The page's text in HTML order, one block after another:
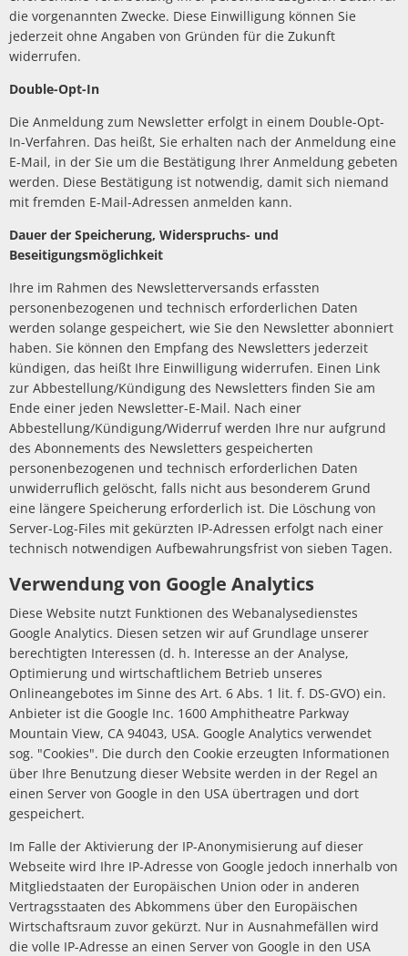
die vorgenannten Zwecke. Diese Einwilligung können Sie
jederzeit ohne Angaben von Gründen für die Zukunft
widerrufen.
Double-Opt-In
Die Anmeldung zum Newsletter erfolgt in einem Double-Opt-
In-Verfahren. Das heißt, Sie erhalten nach der Anmeldung eine
E-Mail, in der Sie um die Bestätigung Ihrer Anmeldung gebeten
werden. Diese Bestätigung ist notwendig, damit sich niemand
mit fremden E-Mail-Adressen anmelden kann.
Dauer der Speicherung, Widerspruchs- und
Beseitigungsmöglichkeit
Ihre im Rahmen des Newsletterversands erfassten
personenbezogenen und technisch erforderlichen Daten
werden solange gespeichert, wie Sie den Newsletter abonniert
haben. Sie können den Empfang des Newsletters jederzeit
kündigen, das heißt Ihre Einwilligung widerrufen. Einen Link
zur Abbestellung/Kündigung des Newsletters finden Sie am
Ende einer jeden Newsletter-E-Mail. Nach einer
Abbestellung/Kündigung/Widerruf werden Ihre nur aufgrund
des Abonnements des Newsletters gespeicherten
personenbezogenen und technisch erforderlichen Daten
unwiderruflich gelöscht, falls nicht aus besonderem Grund
eine längere Speicherung erforderlich ist. Die Löschung von
Server-Log-Files mit gekürzten IP-Adressen erfolgt nach einer
technisch notwendigen Aufbewahrungsfrist von sieben Tagen.
Verwendung von Google Analytics
Diese Website nutzt Funktionen des Webanalysedienstes
Google Analytics. Diesen setzen wir auf Grundlage unserer
berechtigten Interessen (d. h. Interesse an der Analyse,
Optimierung und wirtschaftlichem Betrieb unseres
Onlineangebotes im Sinne des Art. 6 Abs. 1 lit. f. DS-GVO) ein.
Anbieter ist die Google Inc. 1600 Amphitheatre Parkway
Mountain View, CA 94043, USA. Google Analytics verwendet
sog. "Cookies". Die durch den Cookie erzeugten Informationen
über Ihre Benutzung dieser Website werden in der Regel an
einen Server von Google in den USA übertragen und dort
gespeichert.
Im Falle der Aktivierung der IP-Anonymisierung auf dieser
Webseite wird Ihre IP-Adresse von Google jedoch innerhalb von
Mitgliedstaaten der Europäischen Union oder in anderen
Vertragsstaaten des Abkommens über den Europäischen
Wirtschaftsraum zuvor gekürzt. Nur in Ausnahmefällen wird
die volle IP-Adresse an einen Server von Google in den USA